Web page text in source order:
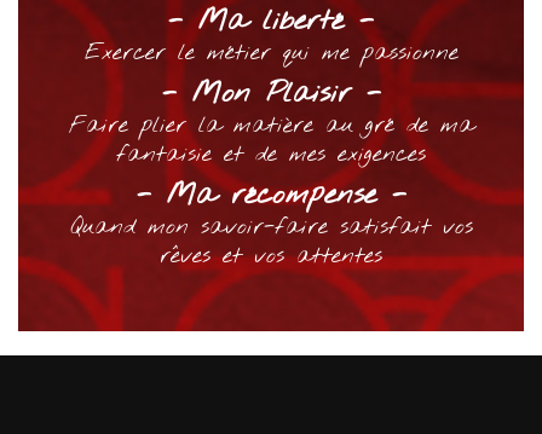
- Ma liberté -
Exercer le métier qui me passionne
- Mon Plaisir -
Faire plier la matière au gré de ma
fantaisie et de mes exigences
- Ma récompense -
Quand mon savoir-faire satisfait vos
rêves et vos attentes